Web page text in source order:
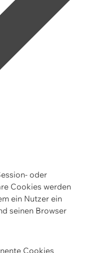
oder
Cookies werden
ein Nutzer ein
seinen Browser
Cookies